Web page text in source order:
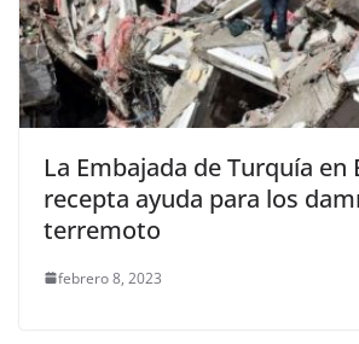
La Embajada de Turquía en
recepta ayuda para los
terremoto
febrero 8, 2023